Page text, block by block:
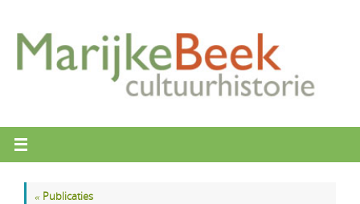
inhoud
« Publicaties